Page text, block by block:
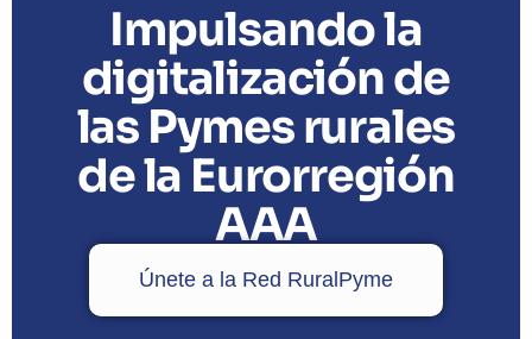
Impulsando la
digitalización de
las Pymes rurales
de la Eurorregión
AAA
Únete a la Red RuralPyme